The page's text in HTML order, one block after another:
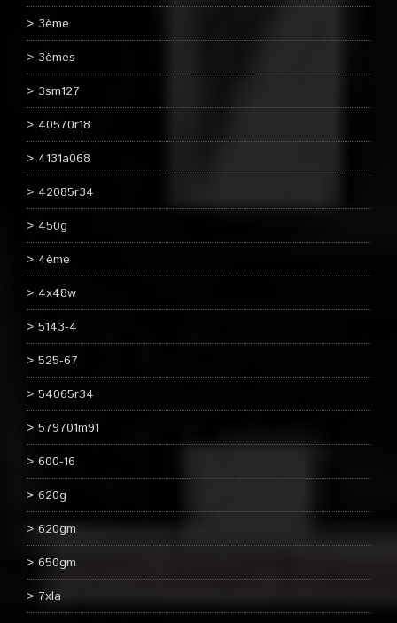
3ème
3èmes
3sm127
40570r18
4131a068
42085r34
450g
4ème
4x48w
5143-4
525-67
54065r34
579701m91
600-16
620g
620gm
650gm
7xla